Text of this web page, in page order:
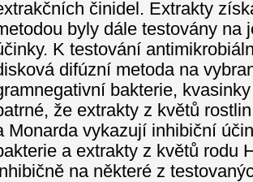
činidel. Extrakty
byly dále testovány na
K testování
difúzní metoda na
bakterie,
že extrakty z květů
Monarda vykazují inhibiční
a extrakty z květů rodu
na některé z